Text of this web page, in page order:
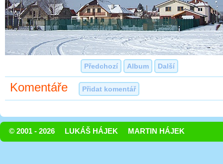
Předchozí Album Další
Komentáře Přidat komentář
© 2001 - 2026 LUKÁŠ HÁJEK MARTIN HÁJEK